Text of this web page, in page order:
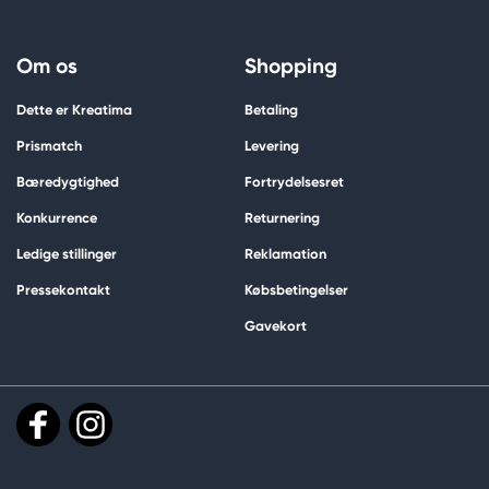
Om os
Dette er Kreatima
Prismatch
Bæredygtighed
Konkurrence
Ledige stillinger
Pressekontakt
Shopping
Betaling
Levering
Fortrydelsesret
Returnering
Reklamation
Købsbetingelser
Gavekort